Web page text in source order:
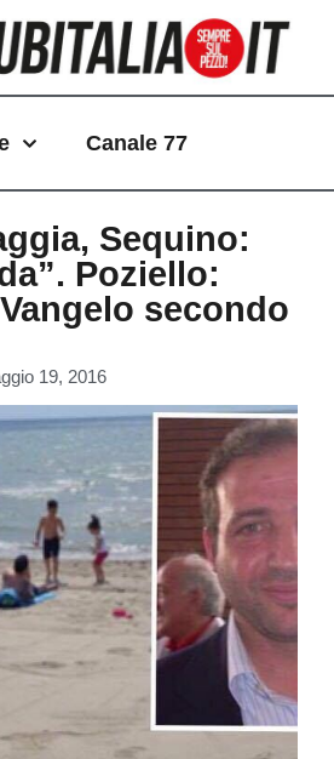
Canale 77
Sequino:
Poziello:
secondo
19, 2016